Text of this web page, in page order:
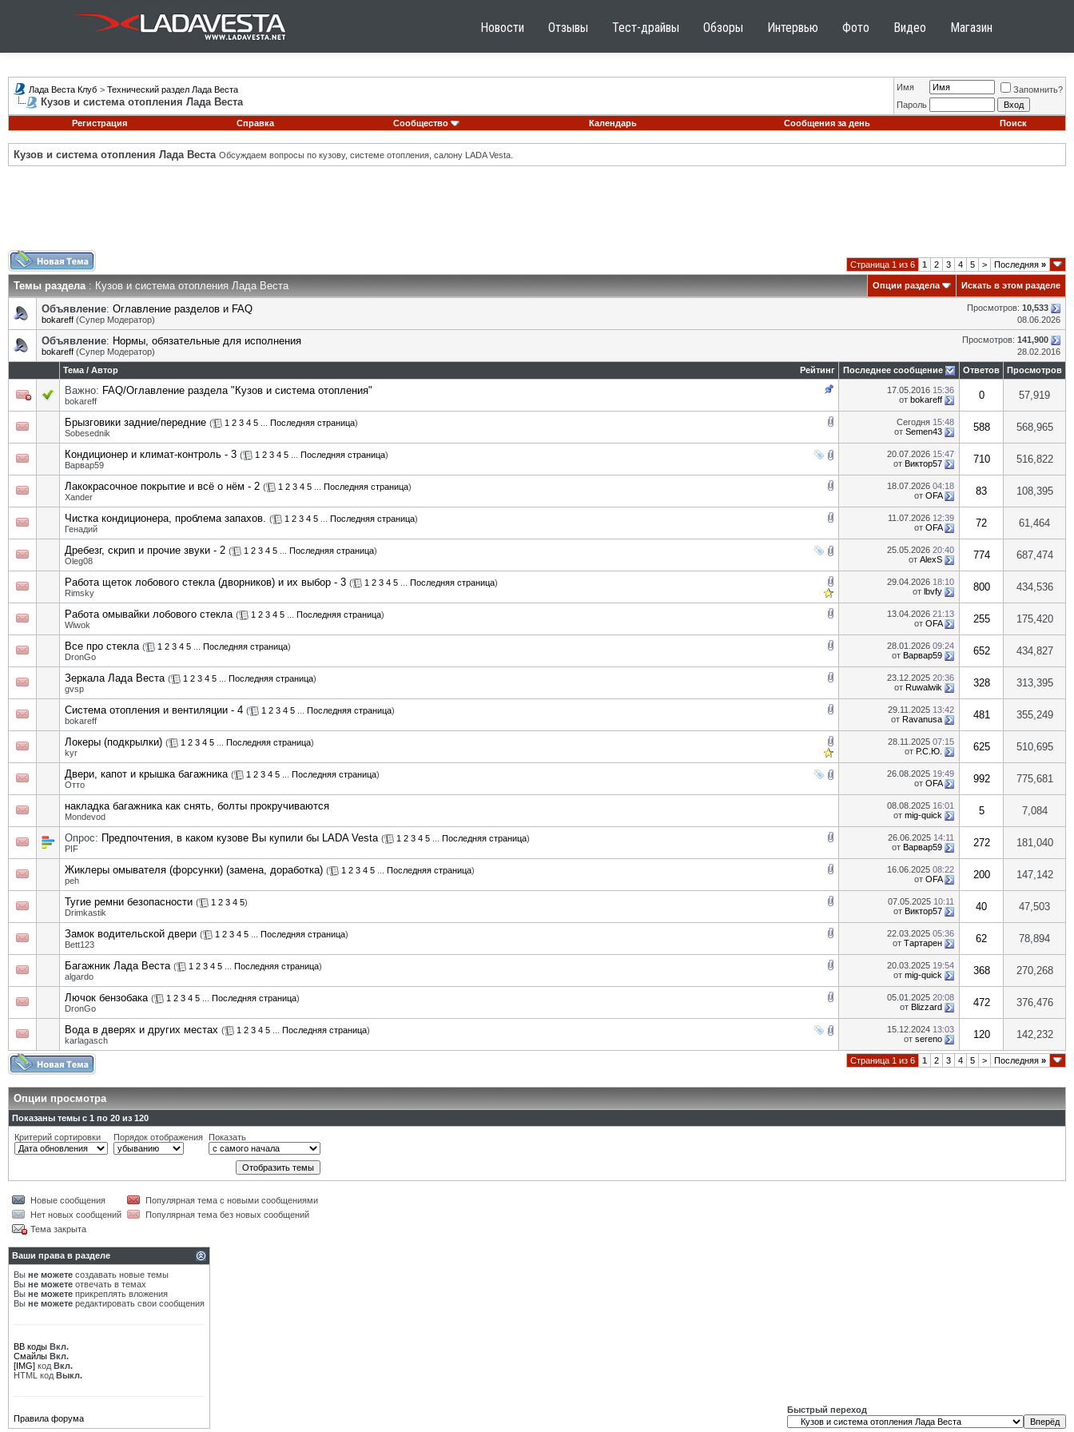
Новости Отзывы Тест-драйвы Обзоры Интервью Фото Видео Магазин
Лада Веста Клуб > Технический раздел Лада Веста
Кузов и система отопления Лада Веста
Имя
Запомнить?
Пароль
Регистрация
Справка Сообщество Календарь Сообщения за день Поиск
Кузов и система отопления Лада Веста Обсуждаем вопросы по кузову, системе отопления, салону LADA Vesta.
Страница 1 из 6 1 2 3 4 5 > Последняя »
Темы раздела: Кузов и система отопления Лада Веста Опции раздела Искать в этом разделе
Просмотров: 10,533
Объявление: Оглавление разделов и FAQ
08.06.2026
bokareff (Супер Модератор)
Просмотров: 141,900
Объявление: Нормы, обязательные для исполнения
28.02.2016
bokareff (Супер Модератор)
Рейтинг
Тема / Автор Последнее сообщение Ответов Просмотров
Важно: FAQ/Оглавление раздела "Кузов и система отопления"
bokareff
17.05.2016 15:36
от bokareff 0 57,919
Брызговики задние/передние ( 1 2 3 4 5 Последняя страница)
Sobesednik
Сегодня 15:48
от Semen43 588 568,965
Кондиционер и климат-контроль - 3 ( 1 2 3 4 5 Последняя страница)
Варвар59
20.07.2026 15:47
от Виктор57 710 516,822
Лакокрасочное покрытие и всё о нём - 2 ( 1 2 3 4 5 Последняя страница)
Xander
18.07.2026 04:18
от OFA 83 108,395
Чистка кондиционера, проблема запахов. ( 1 2 3 4 5 Последняя страница)
Генадий
11.07.2026 12:39
от OFA 72 61,464
Дребезг, скрип и прочие звуки - 2 ( 1 2 3 4 5 Последняя страница)
Oleg08
25.05.2026 20:40
от AlexS 774 687,474
Работа щеток лобового стекла (дворников) и их выбор - 3 ( 1 2 3 4 5 Последняя страница)
Rimsky
29.04.2026 18:10
от lbvfy 800 434,536
Работа омывайки лобового стекла ( 1 2 3 4 5 Последняя страница)
Wiwok
13.04.2026 21:13
от OFA 255 175,420
Все про стекла ( 1 2 3 4 5 Последняя страница)
DronGo
28.01.2026 09:24
от Варвар59 652 434,827
Зеркала Лада Веста ( 1 2 3 4 5 Последняя страница)
gvsp
23.12.2025 20:36
от Ruwalwik 328 313,395
Система отопления и вентиляции - 4 ( 1 2 3 4 5 Последняя страница)
bokareff
29.11.2025 13:42
от Ravanusa 481 355,249
Локеры (подкрылки) ( 1 2 3 4 5 Последняя страница)
kyr
28.11.2025 07:15
от Р.С.Ю. 625 510,695
Двери, капот и крышка багажника ( 1 2 3 4 5 Последняя страница)
Отто
26.08.2025 19:49
от OFA 992 775,681
накладка багажника как снять, болты прокручиваются
Mondevod
08.08.2025 16:01
от mig-quick 5 7,084
Опрос: Предпочтения, в каком кузове Вы купили бы LADA Vesta ( 1 2 3 4 5 Последняя страница)
PIF
26.06.2025 14:11
от Варвар59 272 181,040
Жиклеры омывателя (форсунки) (замена, доработка) ( 1 2 3 4 5 Последняя страница)
peh
16.06.2025 08:22
от OFA 200 147,142
Тугие ремни безопасности ( 1 2 3 4 5)
Drimkastik
07.05.2025 10:11
от Виктор57 40 47,503
Замок водительской двери ( 1 2 3 4 5 Последняя страница)
Bett123
22.03.2025 05:36
от Тартарен 62 78,894
Багажник Лада Веста ( 1 2 3 4 5 Последняя страница)
algardo
20.03.2025 19:54
от mig-quick 368 270,268
Лючок бензобака ( 1 2 3 4 5 Последняя страница)
DronGo
05.01.2025 20:08
от Blizzard 472 376,476
Вода в дверях и других местах ( 1 2 3 4 5 Последняя страница)
karlagasch
15.12.2024 13:03
от sereno 120 142,232
Страница 1 из 6 1 2 3 4 5 > Последняя »
Опции просмотра
Показаны темы с 1 по 20 из 120
Критерий сортировки
Порядок отображения Показать
Новые сообщения
Популярная тема с новыми сообщениями
Нет новых сообщений
Популярная тема без новых сообщений
Тема закрыта
Ваши права в разделе
Вы не можете создавать новые темы
Вы не можете отвечать в темах
Вы не можете прикреплять вложения
Вы не можете редактировать свои сообщения
BB коды Вкл.
Смайлы Вкл.
[IMG] код Вкл.
HTML код Выкл.
Правила форума
Быстрый переход